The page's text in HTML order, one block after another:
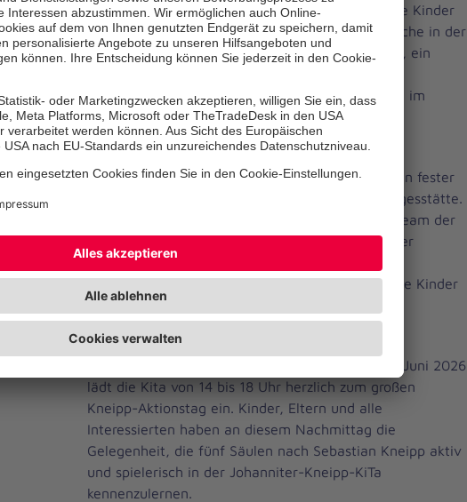
Auch in den kommenden Monaten dürfen sich die Kinder
auf zahlreiche weitere Höhepunkte freuen: Besuche in der
Residenz und der Umweltstation, die Teddyklinik, ein
gemeinsame Abschlussausflug mit Übernachtung im
Kindergarten stehen noch auf dem Programm.
Gemeinsame Exkursionen im Vorschuljahr sind ein fester
Bestandteil der Kneipp-Konzeption der Kindertagesstätte.
Naturnahes und lebensnahes Lernen liegt dem Team der
Kita besonders am Herzen. Dabei greifen sie unter
anderem die Kneipp-Säulen Bewegung und
Lebensordnung gezielt auf und machen sie für die Kinder
im Alltag erlebbar.
Ein besonderer Termin steht bereits fest: Am 13. Juni 2026
lädt die Kita von 14 bis 18 Uhr herzlich zum großen
Kneipp-Aktionstag ein. Kinder, Eltern und alle
Interessierten haben an diesem Nachmittag die
Gelegenheit, die fünf Säulen nach Sebastian Kneipp aktiv
und spielerisch in der Johanniter-Kneipp-KiTa
kennenzulernen.